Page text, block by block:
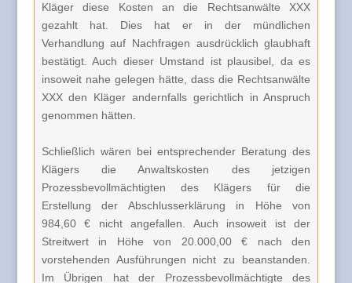
Kläger diese Kosten an die Rechtsanwälte XXX
gezahlt hat. Dies hat er in der mündlichen
Verhandlung auf Nachfragen ausdrücklich glaubhaft
bestätigt. Auch dieser Umstand ist plausibel, da es
insoweit nahe gelegen hätte, dass die Rechtsanwälte
XXX den Kläger andernfalls gerichtlich in Anspruch
genommen hätten.
Schließlich wären bei entsprechender Beratung des
Klägers die Anwaltskosten des jetzigen
Prozessbevollmächtigten des Klägers für die
Erstellung der Abschlusserklärung in Höhe von
984,60 € nicht angefallen. Auch insoweit ist der
Streitwert in Höhe von 20.000,00 € nach den
vorstehenden Ausführungen nicht zu beanstanden.
Im Übrigen hat der Prozessbevollmächtigte des